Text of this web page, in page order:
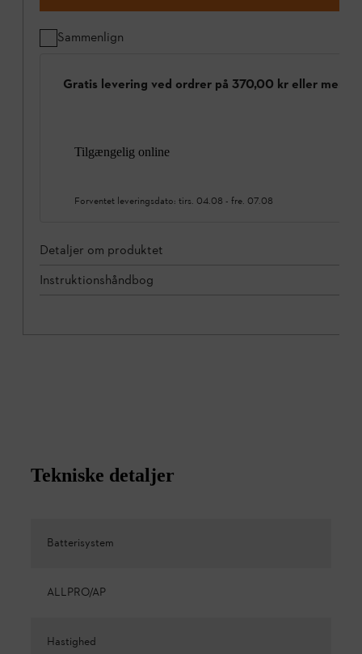
Sammenlign
Gratis levering ved ordrer på 370,00 kr eller mere
Tilgængelig online
Forventet leveringsdato: tirs. 04.08 - fre. 07.08
Detaljer om produktet
Instruktionshåndbog
Tekniske detaljer
Batterisystem
ALLPRO/AP
Hastighed